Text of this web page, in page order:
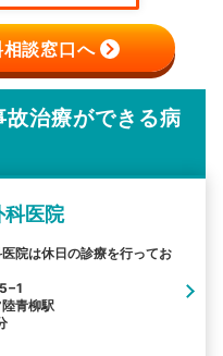
談窓口へ
治療ができる病
科医院
院は休日の診療を行ってお
青柳駅